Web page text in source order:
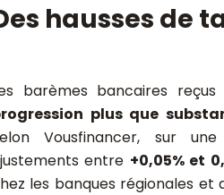
hausses de
barèmes bancaires
plus que
Vousfinancer, sur
entre +0,05% et
les banques régionales